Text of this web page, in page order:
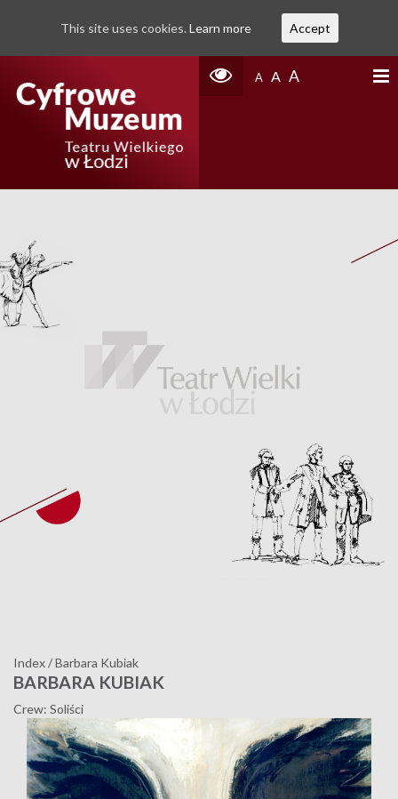
A A A
Index/Barbara Kubiak
BARBARA KUBIAK
Crew: Soliści
This site uses cookies. Learn more Accept